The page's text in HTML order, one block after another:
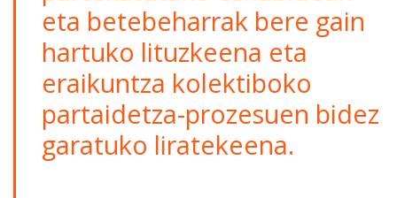
eta betebeharrak bere gain
hartuko lituzkeena eta
eraikuntza kolektiboko
partaidetza-prozesuen bidez
garatuko liratekeena.